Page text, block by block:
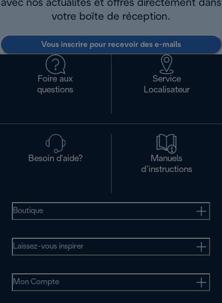
avec nos actualités et offres directement dans
votre boîte de réception.
Vous inscrire pour recevoir des e-mails
Foire aux
questions
Service
Localisateur
Besoin d'aide?
Manuels
d’instructions
Boutique
Laissez-vous inspirer
Mon Compte